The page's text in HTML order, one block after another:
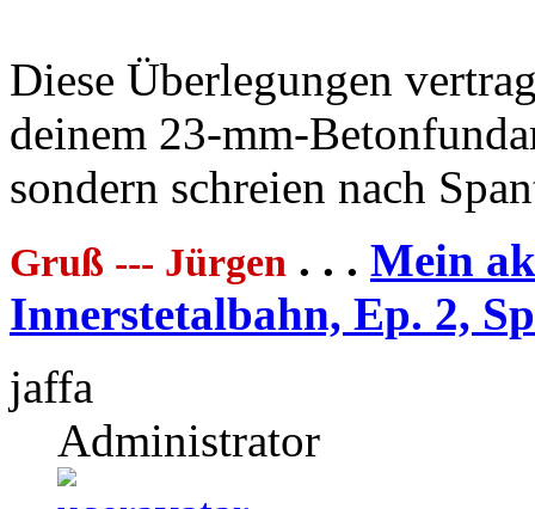
Diese Überlegungen
deinem 23-mm-
sondern schreien nach
Gruß --- Jürgen . . . Mein
Innerstetalbahn, Ep. 2,
jaffa
Administrator